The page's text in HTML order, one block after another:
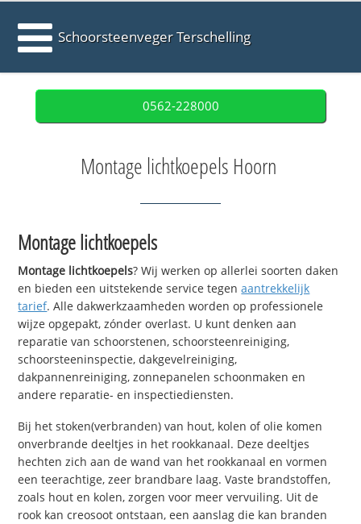
Schoorsteenveger Terschelling
0562-228000
Montage lichtkoepels Hoorn
Montage lichtkoepels
Montage lichtkoepels? Wij werken op allerlei soorten daken
en bieden een uitstekende service tegenaantrekkelijk
tarief. Alle dakwerkzaamheden worden op professionele
wijze opgepakt, zónder overlast. U kunt denken aan
reparatie van schoorstenen, schoorsteenreiniging,
schoorsteeninspectie, dakgevelreiniging,
dakpannenreiniging, zonnepanelen schoonmaken en
andere reparatie- en inspectiediensten.
Bij het stoken(verbranden) van hout, kolen of olie komen
onverbrande deeltjes in het rookkanaal. Deze deeltjes
hechten zich aan de wand van het rookkanaal en vormen
een teerachtige, zeer brandbare laag. Vaste brandstoffen,
zoals hout en kolen, zorgen voor meer vervuiling. Uit de
rook kan creosoot ontstaan, een aanslag die kan branden